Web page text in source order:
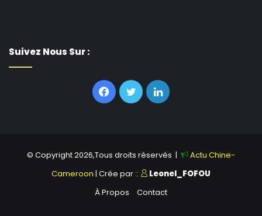
Suivez Nous Sur :
Facebook
TwitterLinkedin
© Copyright 2026,Tous droits réservés |
Actu Chine-
Cameroon | Crée par ::
Leonel_FOFOU
À Propos
Contact